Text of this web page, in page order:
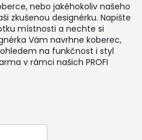
nebo jakéhokoliv našeho
zkušenou designérku. Napište
místnosti a nechte si
Vám navrhne koberec,
na funkčnost i styl
v rámci našich PROFI